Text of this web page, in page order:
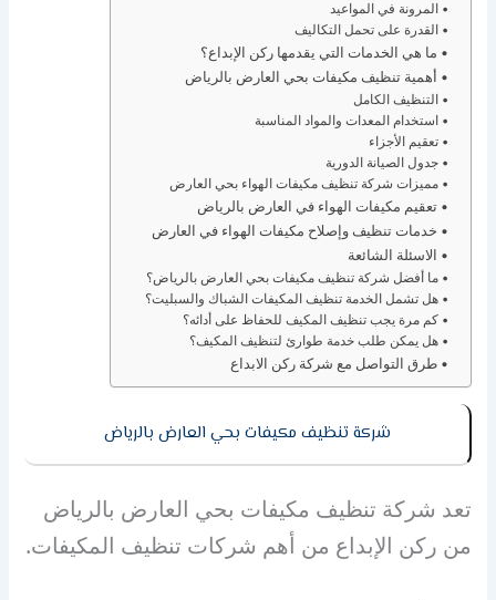
المرونة في المواعيد
القدرة على تحمل التكاليف
ما هي الخدمات التي يقدمها ركن الإبداع؟
أهمية تنظيف مكيفات بحي العارض بالرياض
التنظيف الكامل
استخدام المعدات والمواد المناسبة
تعقيم الأجزاء
جدول الصيانة الدورية
مميزات شركة تنظيف مكيفات الهواء بحي العارض
تعقيم مكيفات الهواء في العارض بالرياض
خدمات تنظيف وإصلاح مكيفات الهواء في العارض
الاسئلة الشائعة
ما أفضل شركة تنظيف مكيفات بحي العارض بالرياض؟
هل تشمل الخدمة تنظيف المكيفات الشباك والسبليت؟
كم مرة يجب تنظيف المكيف للحفاظ على أدائه؟
هل يمكن طلب خدمة طوارئ لتنظيف المكيف؟
طرق التواصل مع شركة ركن الابداع
شركة تنظيف مكيفات بحي العارض بالرياض
تعد شركة تنظيف مكيفات بحي العارض بالرياض
من ركن الإبداع من أهم شركات تنظيف المكيفات.